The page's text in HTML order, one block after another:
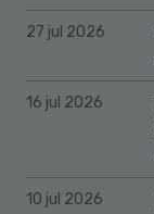
27 jul 2026
16 jul 2026
10 jul 2026